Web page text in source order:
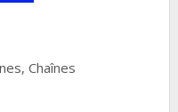
Chaînes